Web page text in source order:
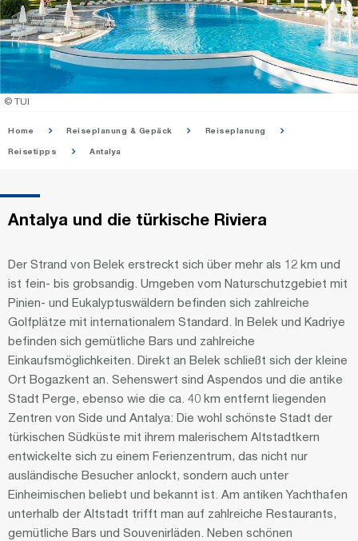
© TUI
Home Reiseplanung & Gepäck Reiseplanung
Reisetipps Antalya
Antalya und die türkische Riviera
Der Strand von Belek erstreckt sich über mehr als 12 km und
ist fein- bis grobsandig. Umgeben vom Naturschutzgebiet mit
Pinien- und Eukalyptuswäldern befinden sich zahlreiche
Golfplätze mit internationalem Standard. In Belek und Kadriye
befinden sich gemütliche Bars und zahlreiche
Einkaufsmöglichkeiten. Direkt an Belek schließt sich der kleine
Ort Bogazkent an. Sehenswert sind Aspendos und die antike
Stadt Perge, ebenso wie die ca. 40 km entfernt liegenden
Zentren von Side und Antalya: Die wohl schönste Stadt der
türkischen Südküste mit ihrem malerischem Altstadtkern
entwickelte sich zu einem Ferienzentrum, das nicht nur
ausländische Besucher anlockt, sondern auch unter
Einheimischen beliebt und bekannt ist. Am antiken Yachthafen
unterhalb der Altstadt trifft man auf zahlreiche Restaurants,
gemütliche Bars und Souvenirläden. Neben schönen